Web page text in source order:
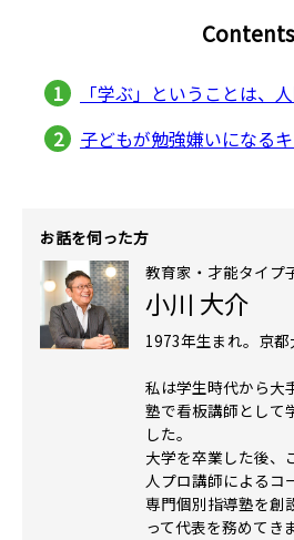
Contents
「学ぶ」ということは、
子どもが勉強嫌いになる
お話を伺った方
教育家・才能タイプ
小川 大介
1973年生まれ。京都
私は学生時代から大
塾で看板講師として
した。
大学を卒業した後、
人プロ講師によるコ
専門個別指導塾を創
って代表を務めてき